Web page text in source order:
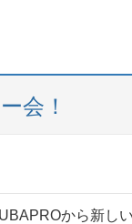
会！
から新し